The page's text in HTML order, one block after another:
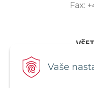
Vaše
Fax: